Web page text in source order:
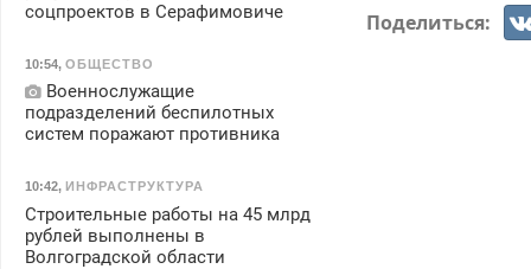
Поделиться:
соцпроектов в Серафимовиче
10:54, ОБЩЕСТВО
Военнослужащие
подразделений беспилотных
систем поражают противника
10:42, ИНФРАСТРУКТУРА
Строительные работы на 45 млрд
рублей выполнены в
Волгоградской области